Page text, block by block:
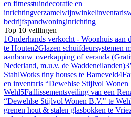
en fitnesstuindecoratie en
inrichtingverzamelwijnwinkelinventaris
bedrijfspandwoninginrichting
Top 10 veilingen
1Onderhands verkocht - Woonhuis aan
te Houten2Glazen schuifdeursystemen
aanbouw, overkapping of veranda
Nederland, m.u.v. de Waddeneilanden)3
StahlWorks tiny houses te Barneveld4
en inventaris “Dewehlse Stijlvol Wonen
Wehl5Faillissementsveiling van een
“Dewehlse Stijlvol Wonen B.V." te Wehl
grenen hout & stalen glasbokken te